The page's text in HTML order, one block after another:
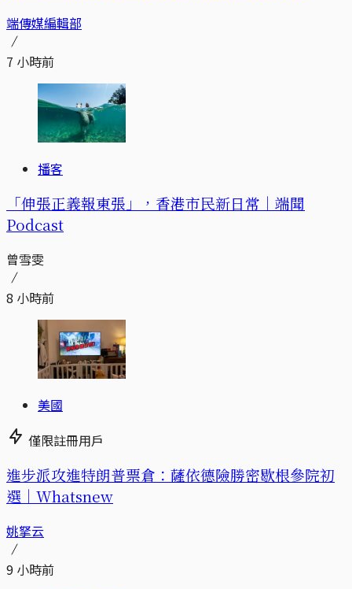
端傳媒編輯部
7 小時前
播客
「伸張正義報東張」，香港市民新日常｜端聞
Podcast
曾雪雯
8 小時前
美國
僅限註冊用戶
進步派攻進特朗普票倉：薩依德險勝密歇根參院初
選｜Whatsnew
姚拏云
9 小時前